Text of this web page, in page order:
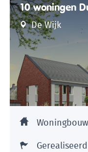
10 woningen
De Wijk
Woningbouw
Gerealiseerd